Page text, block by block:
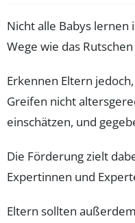
Nicht alle Babys
Wege wie das
Erkennen Eltern
Greifen nicht
einschätzen, und
Die Förderung zielt
Expertinnen und
Eltern sollten